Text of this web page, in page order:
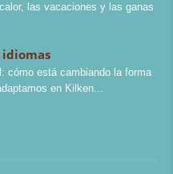
las vacaciones y las ganas
cómo está cambiando la forma
en Kilken